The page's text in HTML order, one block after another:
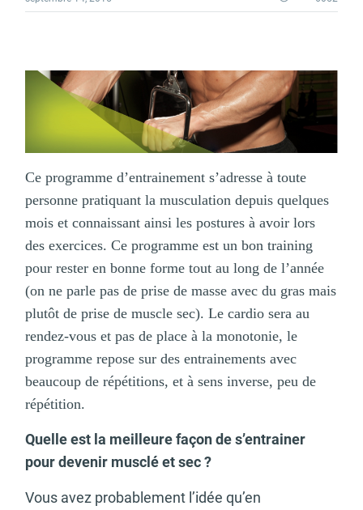
Ce programme d’entrainement s’adresse à toute
personne pratiquant la musculation depuis quelques
mois et connaissant ainsi les postures à avoir lors
des exercices. Ce programme est un bon training
pour rester en bonne forme tout au long de l’année
(on ne parle pas de prise de masse avec du gras mais
plutôt de prise de muscle sec). Le cardio sera au
rendez-vous et pas de place à la monotonie, le
programme repose sur des entrainements avec
beaucoup de répétitions, et à sens inverse, peu de
répétition.
Quelle est la meilleure façon de s’entrainer
pour devenir musclé et sec ?
Vous avez probablement l’idée qu’en